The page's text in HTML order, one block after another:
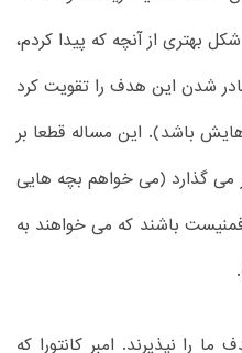
بهتری از آنچه که پیدا کردم،
شدن این هدف را تقویت کرد
باشد). این مساله قطعا بر
می گذارد (می خواهم بچه هایی
باشند که می خواهند به
را نپذیرند. امبر کانتورا که